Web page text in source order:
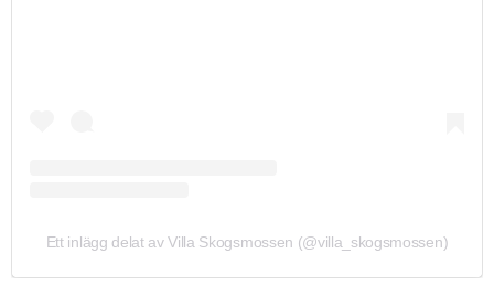
Ett inlägg delat av Villa Skogsmossen (@villa_skogsmossen)